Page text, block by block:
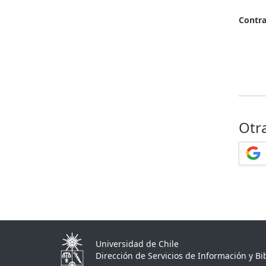
Universidad de Chile
Dirección de Servicios de Información y